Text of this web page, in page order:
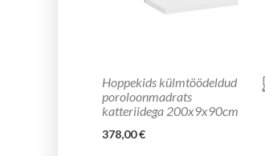
Hoppekids külmtöödeldud
poroloonmadrats
katteriidega 200x9x90cm
378,00 €